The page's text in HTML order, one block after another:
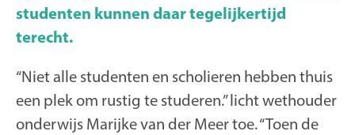
studenten kunnen daar tegelijkertijd
terecht.
“Niet alle studenten en scholieren hebben thuis
een plek om rustig te studeren.” licht wethouder
onderwijs Marijke van der Meer toe. “Toen de